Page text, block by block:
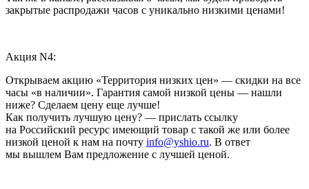
закрытые распродажи часов с уникально низкими ценами!
Акция N4:
Открываем акцию «Территория низких цен» — скидки на все
часы «в наличии». Гарантия самой низкой цены — нашли
ниже? Сделаем цену еще лучше!
Как получить лучшую цену? — прислать ссылку
на Российский ресурс имеющий товар с такой же или более
низкой ценой к нам на почту info@yshio.ru. В ответ
мы вышлем Вам предложение с лучшей ценой.